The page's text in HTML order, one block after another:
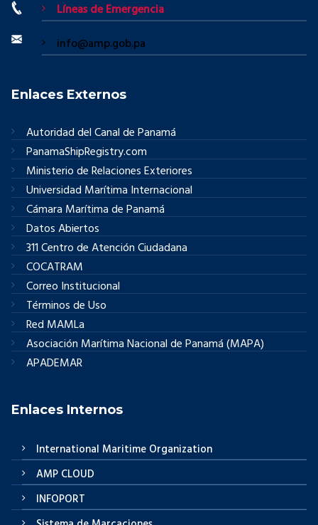
Líneas de Emergencia
info@amp.gob.pa
Enlaces Externos
Autoridad del Canal de Panamá
PanamaShipRegistry.com
Ministerio de Relaciones Exteriores
Universidad Marítima Internacional
Cámara Marítima de Panamá
Datos Abiertos
311 Centro de Atención Ciudadana
COCATRAM
Correo Institucional
Términos de Uso
Red MAMLa
Asociación Marítima Nacional de Panamá (MAPA)
APADEMAR
Enlaces Internos
International Maritime Organization
AMP CLOUD
INFOPORT